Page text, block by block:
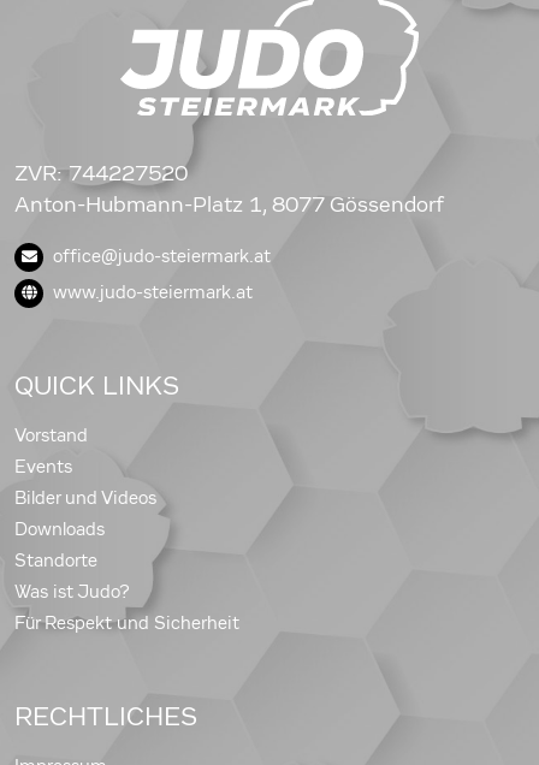
ZVR: 744227520
Anton-Hubmann-Platz 1, 8077 Gössendorf
office@judo-steiermark.at
www.judo-steiermark.at
QUICK LINKS
Vorstand
Events
Bilder und Videos
Downloads
Standorte
Was ist Judo?
Für Respekt und Sicherheit
RECHTLICHES